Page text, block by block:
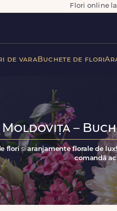
Flori online
de varaBuchete de flori
–
florișiaranjamente florale de
comandă